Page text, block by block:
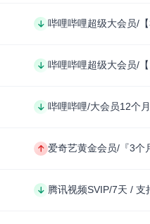
哔哩哔哩超级大会员/
哔哩哔哩超级大会员/
哔哩哔哩/大会员12个月
爱奇艺黄金会员/『3个
腾讯视频SVIP/7天 / 支